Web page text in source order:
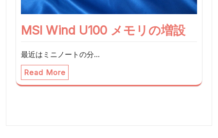
MSI Wind U100 メモリの増設
最近はミニノートの分…
Read More